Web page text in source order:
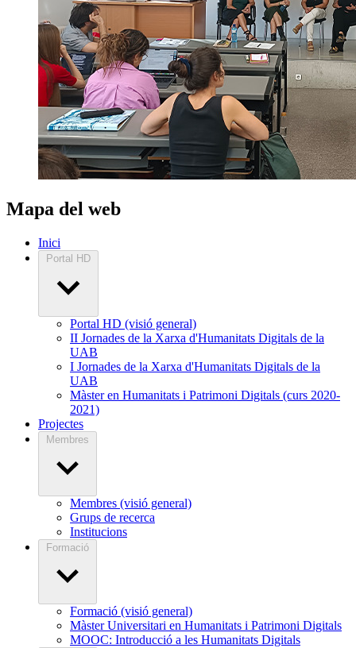
Mapa del web
Inici
Portal HD
Portal HD (visió general)
II Jornades de la Xarxa d'Humanitats Digitals de la
UAB
I Jornades de la Xarxa d'Humanitats Digitals de la
UAB
Màster en Humanitats i Patrimoni Digitals (curs 2020-
2021)
Projectes
Membres
Membres (visió general)
Grups de recerca
Institucions
Formació
Formació (visió general)
Màster Universitari en Humanitats i Patrimoni Digitals
MOOC: Introducció a les Humanitats Digitals